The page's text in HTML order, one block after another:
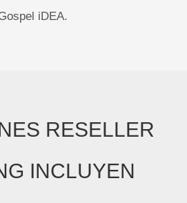
iDEA.
RESELLER
INCLUYEN